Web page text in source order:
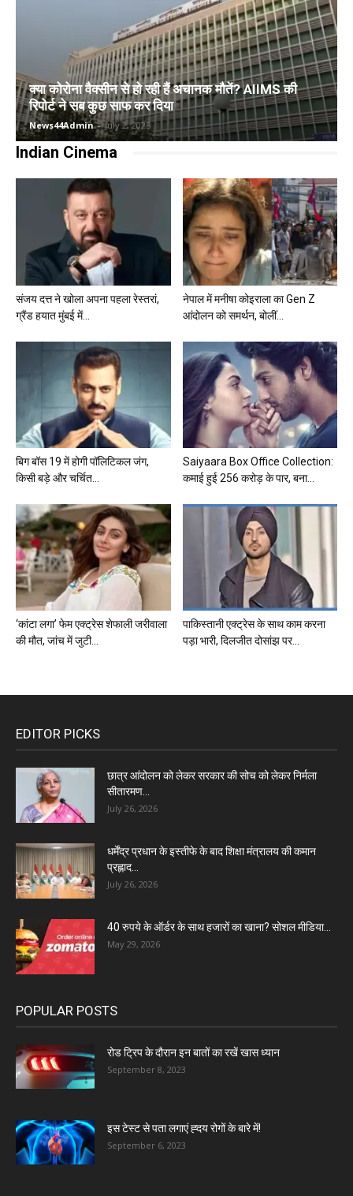
क्या कोरोना वैक्सीन से हो रही हैं अचानक मौतें? AIIMS की
रिपोर्ट ने सब कुछ साफ कर दिया
News44Admin - July 2, 2025
Indian Cinema
संजय दत्त ने खोला अपना पहला रेस्तरां,
ग्रैंड हयात मुंबई में...
नेपाल में मनीषा कोइराला का Gen Z
आंदोलन को समर्थन, बोलीं...
बिग बॉस 19 में होगी पॉलिटिकल जंग,
किसी बड़े और चर्चित...
Saiyaara Box Office Collection:
कमाई हुई 256 करोड़ के पार, बना...
‘कांटा लगा’ फेम एक्ट्रेस शेफाली जरीवाला
की मौत, जांच में जुटी...
पाकिस्तानी एक्ट्रेस के साथ काम करना
पड़ा भारी, दिलजीत दोसांझ पर...
EDITOR PICKS
छात्र आंदोलन को लेकर सरकार की सोच को लेकर निर्मला
सीतारमण...
July 26, 2026
धर्मेंद्र प्रधान के इस्तीफे के बाद शिक्षा मंत्रालय की कमान
प्रह्लाद...
July 26, 2026
40 रुपये के ऑर्डर के साथ हजारों का खाना? सोशल मीडिया...
May 29, 2026
POPULAR POSTS
रोड ट्रिप के दौरान इन बातों का रखें खास ध्यान
September 8, 2023
इस टेस्ट से पता लगाएं ह्दय रोगों के बारे में!
September 6, 2023